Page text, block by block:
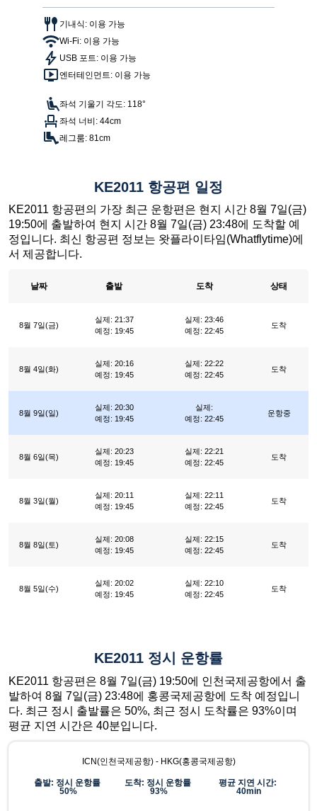
기내식: 이용 가능
Wi-Fi: 이용 가능
USB 포트: 이용 가능
엔터테인먼트: 이용 가능
좌석 기울기 각도: 118°
좌석 너비: 44cm
레그룸: 81cm
KE2011 항공편 일정
KE2011 항공편의 가장 최근 운항편은 현지 시간 8월 7일(금)
19:50에 출발하여 현지 시간 8월 7일(금) 23:48에 도착할 예
정입니다. 최신 항공편 정보는 왓플라이타임(Whatflytime)에
서 제공합니다.
날짜 출발 도착 상태
8월 7일(금)
실제: 21:37
예정: 19:45
실제: 23:46
예정: 22:45
도착
8월 4일(화)
실제: 20:16
예정: 19:45
실제: 22:22
예정: 22:45
도착
8월 9일(일)
실제: 20:30
예정: 19:45
실제:
예정: 22:45
운항중
8월 6일(목)
실제: 20:23
예정: 19:45
실제: 22:21
예정: 22:45
도착
8월 3일(월)
실제: 20:11
예정: 19:45
실제: 22:11
예정: 22:45
도착
8월 8일(토)
실제: 20:08
예정: 19:45
실제: 22:15
예정: 22:45
도착
8월 5일(수)
실제: 20:02
예정: 19:45
실제: 22:10
예정: 22:45
도착
KE2011 정시 운항률
KE2011 항공편은 8월 7일(금) 19:50에 인천국제공항에서 출
발하여 8월 7일(금) 23:48에 홍콩국제공항에 도착 예정입니
다. 최근 정시 출발률은 50%, 최근 정시 도착률은 93%이며
평균 지연 시간은 40분입니다.
ICN(인천국제공항) - HKG(홍콩국제공항)
출발: 정시 운항률
50%
도착: 정시 운항률
93%
평균 지연 시간:
40min